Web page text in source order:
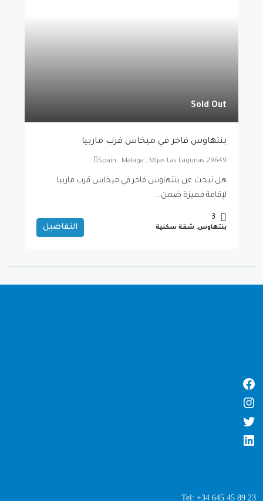
Sold Out
بنتهاوس فاخر في ميخاس قرب ماربيا
Spain , Málaga , Mijas Las Lagunas 29649
هل تبحث عن بنتهاوس فاخر في ميخاس قرب ماربيا
لإقامة مميزة ضمن...
3
بنتهاوس, شقة سكنية التفاصيل
Tel: +34 645 45 89 23